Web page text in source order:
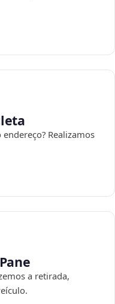
Realizamos
a retirada,